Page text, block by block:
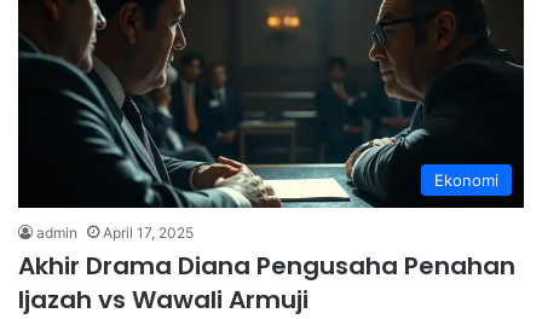
Ekonomi
admin April 17, 2025
Akhir Drama Diana Pengusaha Penahan
Ijazah vs Wawali Armuji